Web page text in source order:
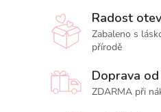
Radost
Zabaleno s
přírodě
Doprava
ZDARMA při